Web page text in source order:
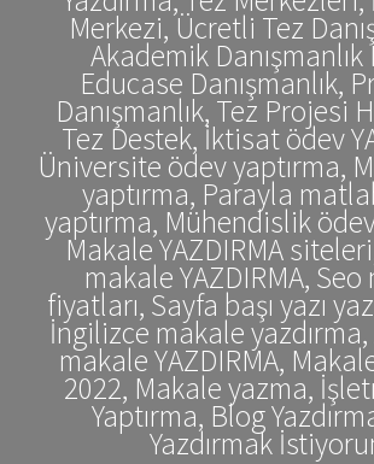
Merkezi, Ücretli Tez
Akademik
Educase Danışmanlık,
Danışmanlık, Tez Projesi
Tez Destek, İktisat ödev
Üniversite ödev yaptırma,
yaptırma, Parayla
yaptırma, Mühendislik
Makale YAZDIRMA
makale YAZDIRMA,
fiyatları, Sayfa başı yazı
İngilizce makale
makale YAZDIRMA,
2022, Makale yazma,
Yaptırma, Blog
Yazdırmak